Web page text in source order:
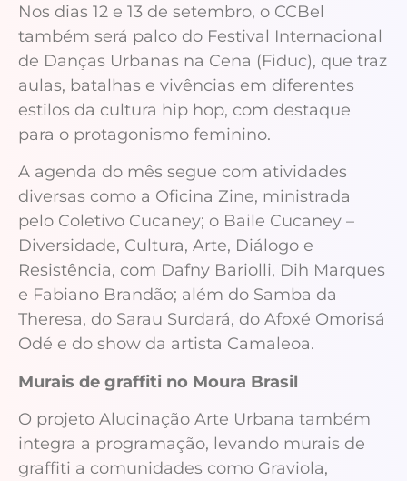
Nos dias 12 e 13 de setembro, o CCBel
também será palco do Festival Internacional
de Danças Urbanas na Cena (Fiduc), que traz
aulas, batalhas e vivências em diferentes
estilos da cultura hip hop, com destaque
para o protagonismo feminino.
A agenda do mês segue com atividades
diversas como a Oficina Zine, ministrada
pelo Coletivo Cucaney; o Baile Cucaney –
Diversidade, Cultura, Arte, Diálogo e
Resistência, com Dafny Bariolli, Dih Marques
e Fabiano Brandão; além do Samba da
Theresa, do Sarau Surdará, do Afoxé Omorisá
Odé e do show da artista Camaleoa.
Murais de graffiti no Moura Brasil
O projeto Alucinação Arte Urbana também
integra a programação, levando murais de
graffiti a comunidades como Graviola,